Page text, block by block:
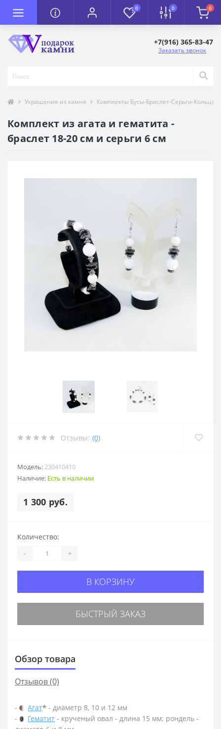
0 0 0
+7(916) 365-83-47
Заказать звонок
Украшения из камня Комплекты Бусы-Браслет-Серьги-Кольцо-
Комплект из агата и гематита -
браслет 18-20 см и серьги 6 см
Отзывы: (0)
Модель:230410410
Наличие: Есть в наличии
1 300 руб.
Количество:
- +
В КОРЗИНУ
БЫСТРЫЙ ЗАКАЗ
Обзор товара
Отзывов (0)
- Агат* - диаметр 8, 10 и 12 мм
-
Гематит - крученый овал - длина 15 мм; рондель -